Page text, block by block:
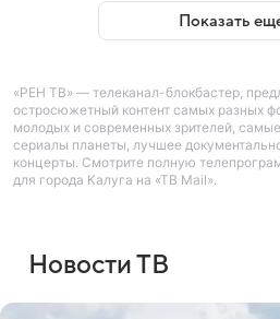
Показать
«РЕН ТВ» — телеканал-блокбастер,
остросюжетный контент самых разных
молодых и современных зрителей,
сериалы планеты, лучшее
концерты. Смотрите полную
для города Калуга на «ТВ Mail».
Новости ТВ